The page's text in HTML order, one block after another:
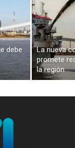
debe
La nueva
promete
la región